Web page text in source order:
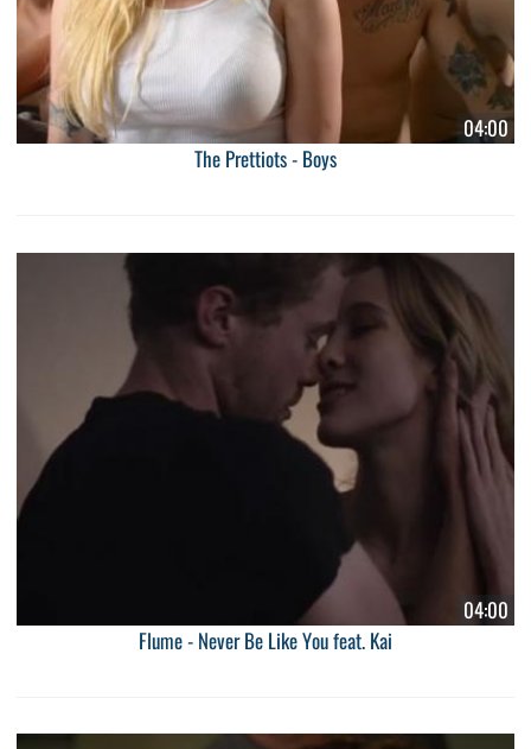
04:00
The Prettiots - Boys
04:00
Flume - Never Be Like You feat. Kai